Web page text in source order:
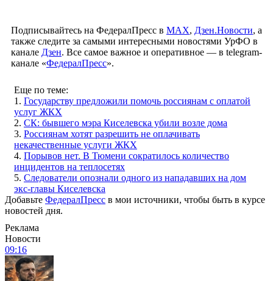
Подписывайтесь на ФедералПресс в МАХ, Дзен.Новости, а
также следите за самыми интересными новостями УрФО в
канале Дзен. Все самое важное и оперативное — в telegram-
канале «ФедералПресс».
Еще по теме:
1. Государству предложили помочь россиянам с оплатой
услуг ЖКХ
2. СК: бывшего мэра Киселевска убили возле дома
3. Россиянам хотят разрешить не оплачивать
некачественные услуги ЖКХ
4. Порывов нет. В Тюмени сократилось количество
инцидентов на теплосетях
5. Следователи опознали одного из нападавших на дом
экс-главы Киселевска
Добавьте ФедералПресс в мои источники, чтобы быть в курсе
новостей дня.
Реклама
Новости
09:16